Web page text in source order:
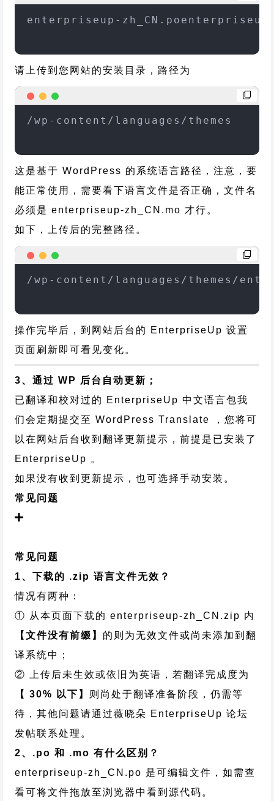
enterpriseup-zh_CN.poenterpriseup-
请上传到您网站的安装目录，路径为
/wp-content/languages/themes
这是基于 WordPress 的系统语言路径，注意，要
能正常使用，需要看下语言文件是否正确，文件名
必须是 enterpriseup-zh_CN.mo 才行。
如下，上传后的完整路径。
/wp-content/languages/themes/
操作完毕后，到网站后台的 EnterpriseUp 设置
页面刷新即可看见变化。
3、通过 WP 后台自动更新；
已翻译和校对过的 EnterpriseUp 中文语言包我
们会定期提交至 WordPress Translate ，您将可
以在网站后台收到翻译更新提示，前提是已安装了
EnterpriseUp 。
如果没有收到更新提示，也可选择手动安装。
常见问题
常见问题
1、下载的 .zip 语言文件无效？
情况有两种：
① 从本页面下载的 enterpriseup-zh_CN.zip 内
【文件没有前缀】 的则为无效文件或尚未添加到翻
译系统中；
② 上传后未生效或依旧为英语，若翻译完成度为
【 30% 以下】 则尚处于翻译准备阶段，仍需等
待，其他问题请通过薇晓朵 EnterpriseUp 论坛
发帖联系处理。
2、.po 和 .mo 有什么区别？
enterpriseup-zh_CN.po 是可编辑文件，如需查
看可将文件拖放至浏览器中看到源代码。